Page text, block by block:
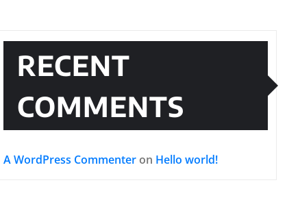
RECENT
COMMENTS
A WordPress Commenter on Hello world!